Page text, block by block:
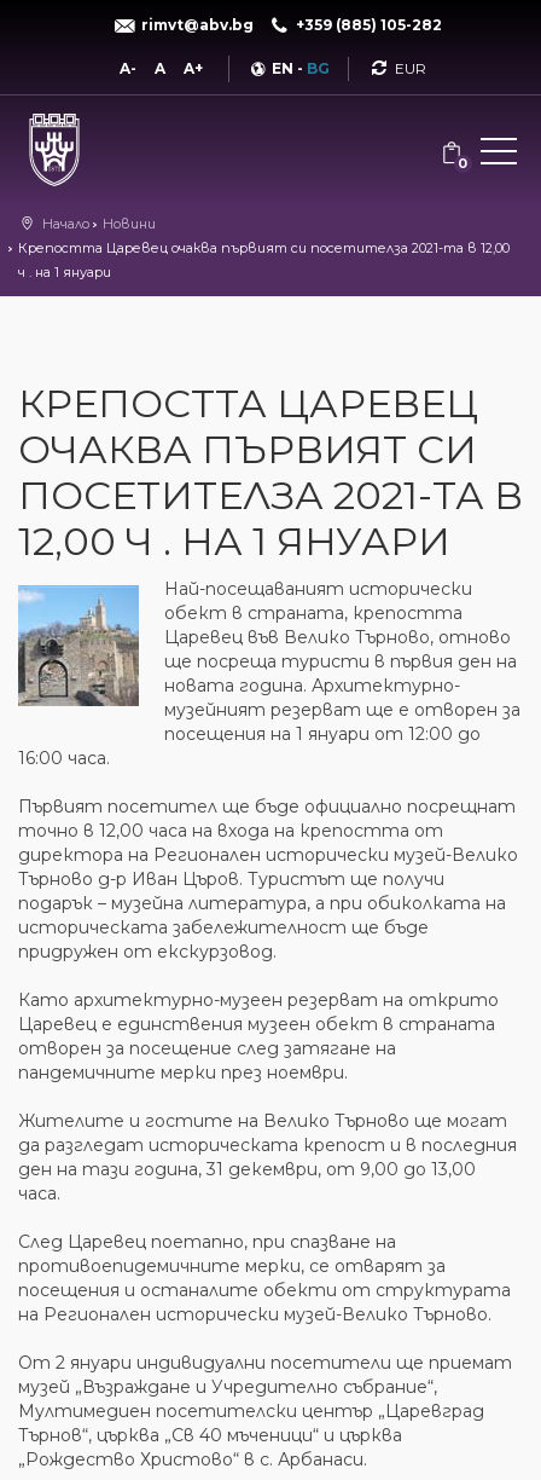
rimvt@abv.bg +359 (885) 105-282
A- A A+ EN - BG Currency
0
Начало
Новини
Крепостта Царевец очаква първият си посетителза 2021-та в 12,00
ч . на 1 януари
КРЕПОСТТА ЦАРЕВЕЦ
ОЧАКВА ПЪРВИЯТ СИ
ПОСЕТИТЕЛЗА 2021-ТА В
12,00 Ч . НА 1 ЯНУАРИ
Най-посещаваният исторически
обект в страната, крепостта
Царевец във Велико Търново, отново
ще посреща туристи в първия ден на
новата година. Архитектурно-
музейният резерват ще е отворен за
посещения на 1 януари от 12:00 до
16:00 часа.
Първият посетител ще бъде официално посрещнат
точно в 12,00 часа на входа на крепостта от
директора на Регионален исторически музей-Велико
Търново д-р Иван Църов. Туристът ще получи
подарък – музейна литература, а при обиколката на
историческата забележителност ще бъде
придружен от екскурзовод.
Като архитектурно-музеен резерват на открито
Царевец е единствения музеен обект в страната
отворен за посещение след затягане на
пандемичните мерки през ноември.
Жителите и гостите на Велико Търново ще могат
да разгледат историческата крепост и в последния
ден на тази година, 31 декември, от 9,00 до 13,00
часа.
След Царевец поетапно, при спазване на
противоепидемичните мерки, се отварят за
посещения и останалите обекти от структурата
на Регионален исторически музей-Велико Търново.
От 2 януари индивидуални посетители ще приемат
музей „Възраждане и Учредително събрание“,
Мултимедиен посетителски център „Царевград
Търнов“, църква „Св 40 мъченици“ и църква
„Рождество Христово“ в с. Арбанаси.